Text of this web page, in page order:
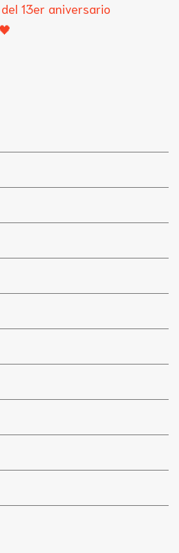
13er aniversario